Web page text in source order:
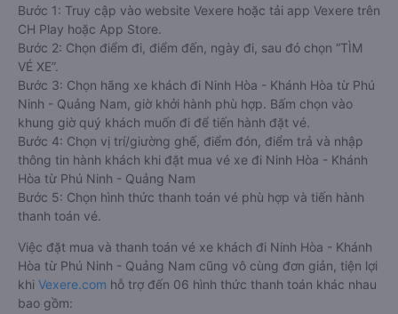
Bước 1: Truy cập vào website Vexere hoặc tải app Vexere trên
CH Play hoặc App Store.
Bước 2: Chọn điểm đi, điểm đến, ngày đi, sau đó chọn “TÌM
VÉ XE”.
Bước 3: Chọn hãng xe khách đi Ninh Hòa - Khánh Hòa từ Phú
Ninh - Quảng Nam, giờ khởi hành phù hợp. Bấm chọn vào
khung giờ quý khách muốn đi để tiến hành đặt vé.
Bước 4: Chọn vị trí/giường ghế, điểm đón, điểm trả và nhập
thông tin hành khách khi đặt mua vé xe đi Ninh Hòa - Khánh
Hòa từ Phú Ninh - Quảng Nam
Bước 5: Chọn hình thức thanh toán vé phù hợp và tiến hành
thanh toán vé.
Việc đặt mua và thanh toán vé xe khách đi Ninh Hòa - Khánh
Hòa từ Phú Ninh - Quảng Nam cũng vô cùng đơn giản, tiện lợi
khi Vexere.com hỗ trợ đến 06 hình thức thanh toán khác nhau
bao gồm: